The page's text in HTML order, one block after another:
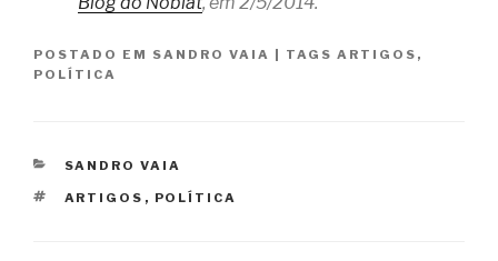
POSTADO EM SANDRO VAIA TAGS ARTIGOS ,
POLÍTICA
CATEGORIAS
SANDRO VAIA
TAGS
ARTIGOS , POLÍTICA